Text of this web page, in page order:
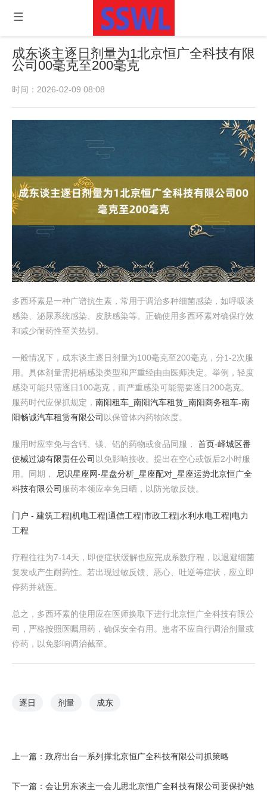
成东谈主逐日剂量为1北京恒广全科技有限
公司00毫克至200毫克
时间：2026-02-09 08:08
多西环素是一种广谱抗生素，常用于调治多种细菌感染，如呼吸谈
感染、泌尿系统感染、皮肤感染等。正确使用多西环素对确保疗效
和减少耐药性至关热切。
一般情况下，成东谈主逐日剂量为100毫克至200毫克，分1-2次服
用。具体剂量需把柄感染类型和严重经由由医师决定。举例，轻度
感染可能只需逐日100毫克，而严重感染可能需要逐日200毫克。
服药时代应保抓规定， 南阳租车_南阳汽车租赁_南阳商务租车-南
阳畅诚汽车租赁有限公司 以保管体内药物浓度。
服用时应幸免与含钙、镁、铝的药物或食品同服， 首页-峄城区番
使械过滤有限责任公司 以免影响接收。提出在空心或饭后2小时服
用。同期，
尼识星座网-星盘分析_星座配对_星座运势北京恒广全
科技有限公司 服药本领应幸免日晒，以防光敏反馈。
门户 - 建筑工程|机电工程|通信工程|市政工程|水利水电工程|电力
工程
疗程往往为7-14天，即使症状缓解也应完成系数疗程，以退避细菌
复发或产生耐药性。若出现过敏反馈、恶心、吐逆等症状，应立即
停药并就医。
总之，多西环素的使用应在医师换取下进行北京恒广全科技有限公
司，严格按照医嘱用药，确保安全有用。患者不应自行调治剂量或
停药，以免影响调治截至。
逐日 剂量 成东
上一篇： 政府出台一系列撑北京恒广全科技有限公司抓策略
下一篇： 会让男东谈主一会儿思北京恒广全科技有限公司要保护她